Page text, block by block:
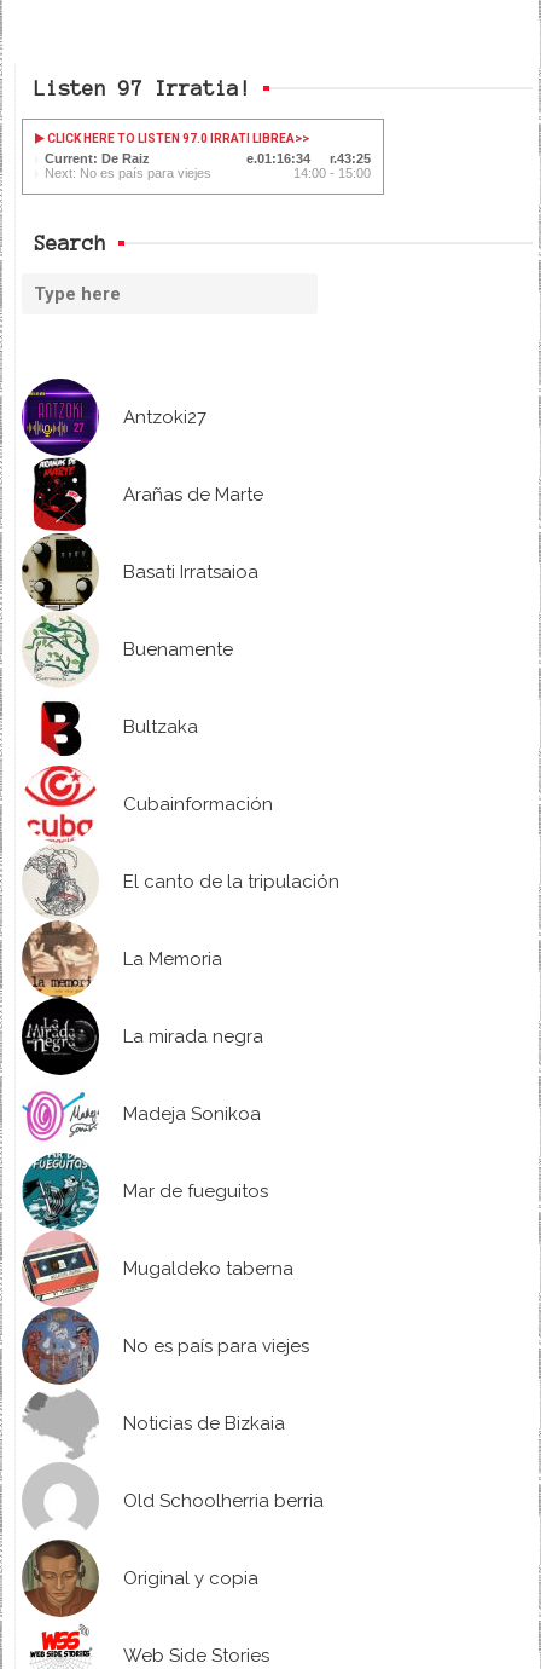
Listen 97 Irratia!
CLICK HERE TO LISTEN 97.0 IRRATI LIBREA>>
Current: De Raiz 01:16:35
43:24
Next: No es país para viejes
14:00 - 15:00
Search
Antzoki27
Arañas de Marte
Basati Irratsaioa
Buenamente
Bultzaka
Cubainformación
El canto de la tripulación
La Memoria
La mirada negra
Madeja Sonikoa
Mar de fueguitos
Mugaldeko taberna
No es país para viejes
Noticias de Bizkaia
Old Schoolherria berria
Original y copia
Web Side Stories